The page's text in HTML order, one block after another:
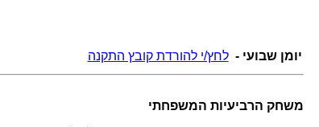
יומן שבועי - לחץ/י להורדת קובץ התקנה
משחק הרביעיות המשפחתי